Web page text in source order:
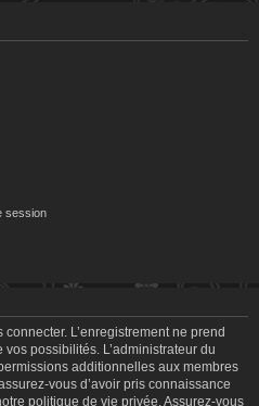
session
L’enregistrement ne prend
possibilités. L’administrateur du
additionnelles aux membres
vous d’avoir pris connaissance
politique de vie privée. Assurez-vous